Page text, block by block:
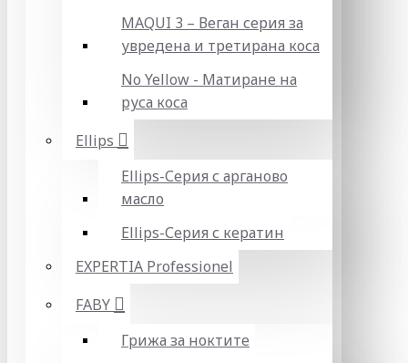
MAQUI 3 – Веган серия за
увредена и третирана коса
No Yellow - Матиране на
руса коса
Ellips
Ellips-Серия с арганово
масло
Ellips-Серия с кератин
EXPERTIA Professionel
FABY
Грижа за ноктите